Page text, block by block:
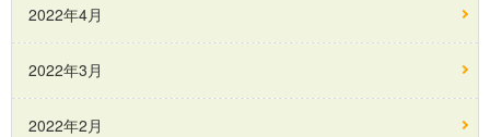
2022年4月
2022年3月
2022年2月